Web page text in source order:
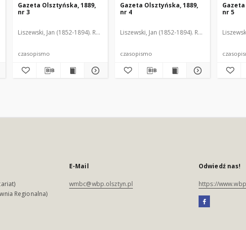
Gazeta Olsztyńska, 1889,
nr 3
Liszewski, Jan (1852-1894). Red.
czasopismo
Gazeta Olsztyńska, 1889,
nr 4
Liszewski, Jan (1852-1894). Red.
czasopismo
nr 5
Regionalna)
E-Mail
wmbc@wbp.olsztyn.pl
Odwiedź nas!
https://